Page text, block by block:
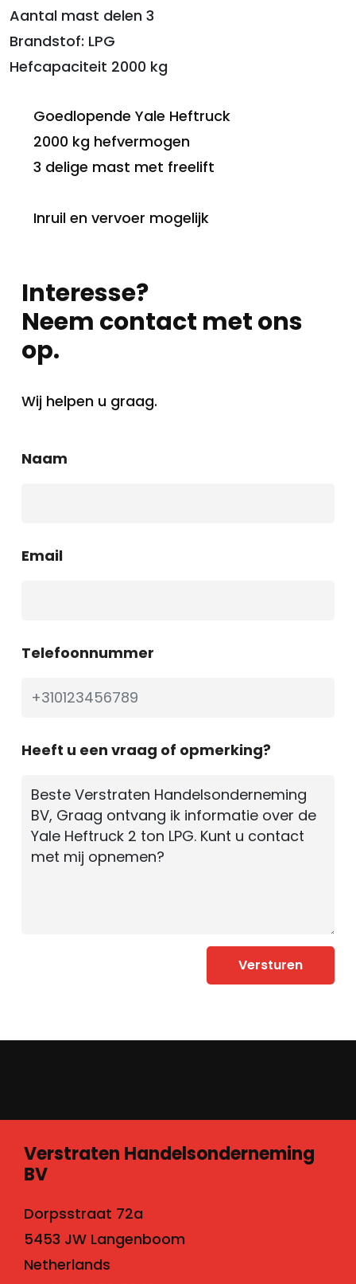
Aantal mast delen 3
Brandstof: LPG
Hefcapaciteit 2000 kg
Goedlopende Yale Heftruck
2000 kg hefvermogen
3 delige mast met freelift
Inruil en vervoer mogelijk
Interesse?
Neem contact met ons
op.
Wij helpen u graag.
Naam
Email
Telefoonnummer
Heeft u een vraag of opmerking?
Versturen
Verstraten Handelsonderneming
BV
Dorpsstraat 72a
5453 JW Langenboom
Netherlands